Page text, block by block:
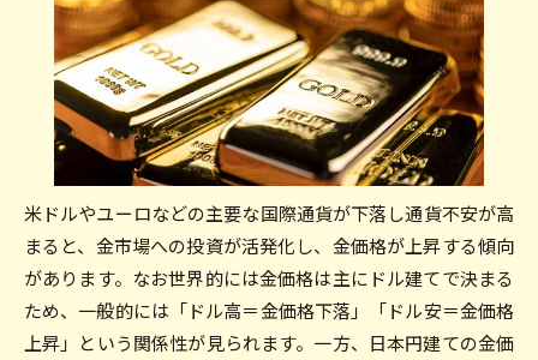
米ドルやユーロなどの主要な国際通貨が下落し通貨不安が高
まると、金市場への投資が活発化し、金価格が上昇する傾向
があります。なお世界的には金価格は主にドル建てで決まる
ため、一般的には「ドル高＝金価格下落」「ドル安＝金価格
上昇」という関係性が見られます。一方、日本円建ての金価